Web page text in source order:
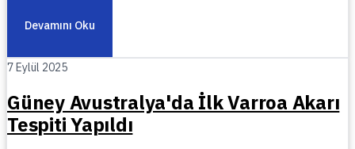
Devamını Oku
7 Eylül 2025
Güney Avustralya'da İlk Varroa Akarı
Tespiti Yapıldı